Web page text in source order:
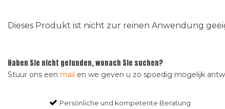
Dieses Produkt ist nicht zur reinen Anwendung
Haben Sie nicht gefunden, wonach Sie suchen?
Stuur ons een mail en we geven u zo spoedig mogelijk
Persönliche und kompetente Beratung